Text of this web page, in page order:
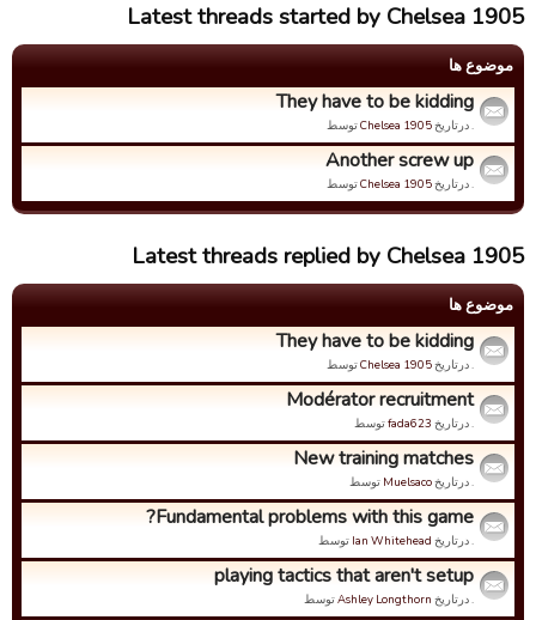
Latest threads started by Chelsea 1905
موضوع ها
They have to be kidding
. درتاریخChelsea 1905توسط
Another screw up
. درتاریخChelsea 1905توسط
Latest threads replied by Chelsea 1905
موضوع ها
They have to be kidding
. درتاریخChelsea 1905توسط
Modérator recruitment
. درتاریخ fada623توسط
New training matches
. درتاریخMuelsaco توسط
Fundamental problems with this game?
. درتاریخ Ian Whitehead توسط
playing tactics that aren't setup
. درتاریخ Ashley Longthornتوسط